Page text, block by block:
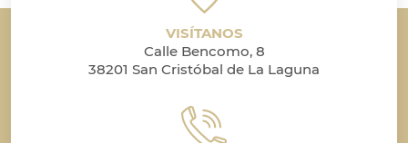
VISÍTANOS
Calle Bencomo, 8
38201 San Cristóbal de La Laguna